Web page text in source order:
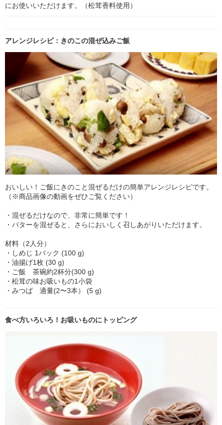
にお使いいただけます。（松茸香料使用）
アレンジレシピ：きのこの混ぜ込みご飯
おいしい！ご飯にきのこと混ぜるだけの簡単アレンジレシピです。
（※商品画像の動画をぜひご覧ください）
・混ぜるだけなので、非常に簡単です！
・バターを混ぜると、さらにおいしく召しあがりいただけます。
材料（2人分）
・しめじ 1パック (100 g)
・油揚げ1枚 (30 g)
・ご飯 茶碗約2杯分(300 g)
・松茸の味お吸いもの1小袋
・みつば 適量(2〜3本） (5 g)
食べ方いろいろ！お吸いものにトッピング